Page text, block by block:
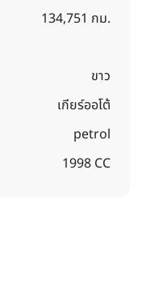
134,751 กม.
ขาว
เกียร์ออโต้
petrol
1998 CC